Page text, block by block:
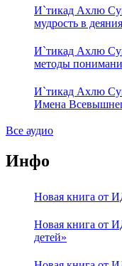
И`тикад Ахлю
мудрость в
пришло в Коране
И`тикад Ахлю
методы
означает
И`тикад Ахлю
Имена
Все аудио
Инфо
Новая книга от
Новая книга от
детей»